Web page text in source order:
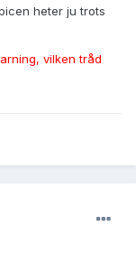
heter ju trots
vilken tråd